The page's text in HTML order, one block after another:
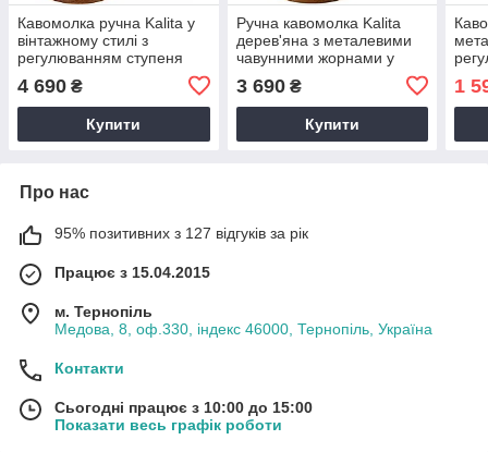
Кавомолка ручна Kalita у
вінтажному стилі з
регулюванням ступеня
жорнами, японська
4 690 ₴
Купити
Ручна кавомолка Kalita
дерев'яна з металевими
чавунними жорнами у
сферична
3 690₴
Купити
1
Про нас
95% позитивних з 127 відгуків за рік
Працює з 15.04.2015
м. Тернопіль
Медова, 8, оф.330, індекс 46000, Тернопіль, Україна
Контакти
Сьогодні працює з 10:00 до 15:00
Показати весь графік роботи